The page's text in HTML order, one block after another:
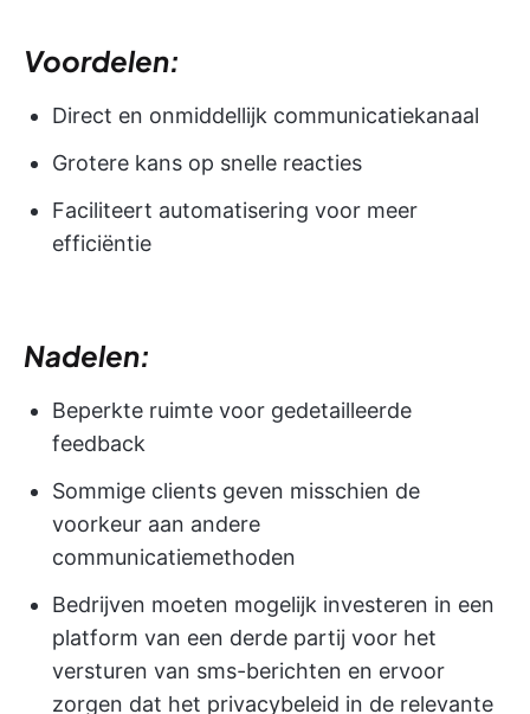
Voordelen:
Direct en onmiddellijk communicatiekanaal
Grotere kans op snelle reacties
Faciliteert automatisering voor meer
efficiëntie
Nadelen:
Beperkte ruimte voor gedetailleerde
feedback
Sommige clients geven misschien de
voorkeur aan andere
communicatiemethoden
Bedrijven moeten mogelijk investeren in een
platform van een derde partij voor het
versturen van sms-berichten en ervoor
zorgen dat het privacybeleid in de relevante